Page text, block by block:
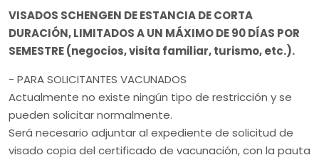
VISADOS SCHENGEN DE ESTANCIA DE CORTA
DURACIÓN, LIMITADOS A UN MÁXIMO DE 90 DÍAS POR
SEMESTRE (negocios, visita familiar, turismo, etc.).
- PARA SOLICITANTES VACUNADOS
Actualmente no existe ningún tipo de restricción y se
pueden solicitar normalmente.
Será necesario adjuntar al expediente de solicitud de
visado copia del certificado de vacunación, con la pauta